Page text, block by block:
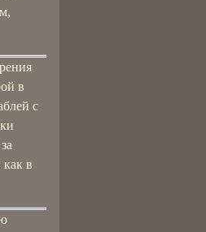
в
с
как в